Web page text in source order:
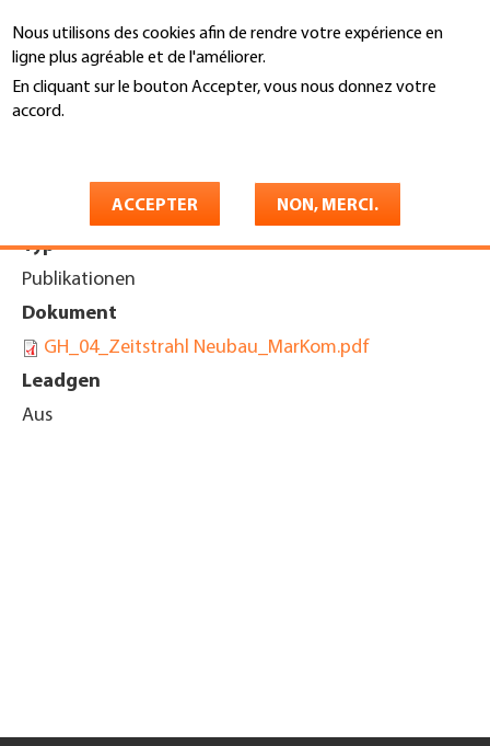
Nous utilisons des cookies afin de rendre votre expérience en
ligne plus agréable et de l'améliorer.
En cliquant sur le bouton Accepter, vous nous donnez votre
accord.
ACCEPTER NON, MERCI.
au
contenu
principal
Recherche
You
Typ
Publikationen
Dokument
GH_04_Zeitstrahl Neubau_MarKom.pdf
Leadgen
Aus